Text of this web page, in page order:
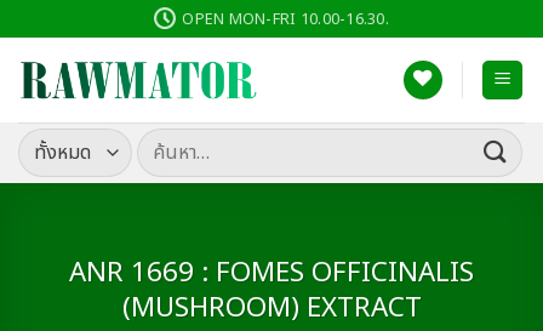
ไป
เนื้อหา
OPEN MON-FRI 10.00-16.30.
ค้นหา:
ANR 1669 : FOMES OFFICINALIS
(MUSHROOM) EXTRACT